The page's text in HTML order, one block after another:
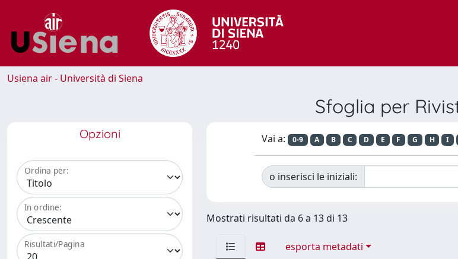
Usiena air - Università di Siena
Sfoglia per
Opzioni
Ordina per:
In ordine:
Risultati/Pagina
Vai a: 0-9 A B C D E F G H I
o inserisci le iniziali:
Mostrati risultati da 6 a 13 di 13
esporta metadati